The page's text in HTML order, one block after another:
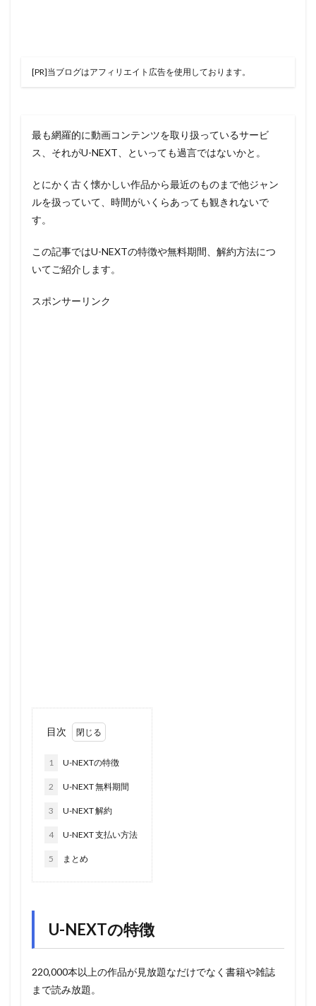
[PR]当ブログはアフィリエイト広告を使用しております。
最も網羅的に動画コンテンツを取り扱っているサービ
ス、それがU-NEXT、といっても過言ではないかと。
とにかく古く懐かしい作品から最近のものまで他ジャン
ルを扱っていて、時間がいくらあっても観きれないで
す。
この記事ではU-NEXTの特徴や無料期間、解約方法につ
いてご紹介します。
スポンサーリンク
目次
1 U-NEXTの特徴
2 U-NEXT 無料期間
3 U-NEXT 解約
4 U-NEXT 支払い方法
5 まとめ
U-NEXTの特徴
220,000本以上の作品が見放題なだけでなく書籍や雑誌
まで読み放題。